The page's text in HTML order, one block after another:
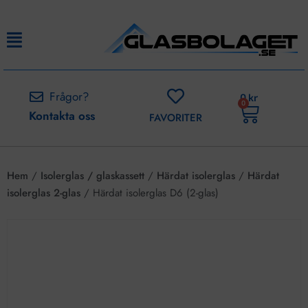
Frågor?
Kontakta oss
FAVORITER
0kr
0
Hem / Isolerglas / glaskassett / Härdat isolerglas / Härdat
isolerglas 2-glas / Härdat isolerglas D6 (2-glas)